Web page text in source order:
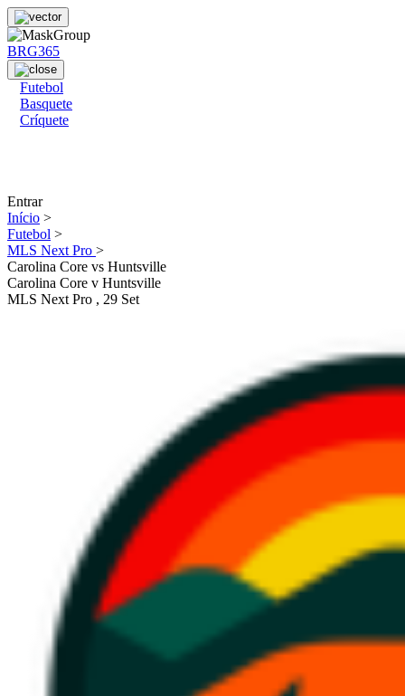
BRG365
Futebol
Basquete
Críquete
Entrar
Início >
Futebol >
MLS Next Pro >
Carolina Core vs Huntsville
Carolina Core v Huntsville
MLS Next Pro , 29 Set